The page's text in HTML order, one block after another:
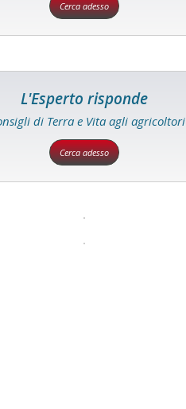
Cerca adesso
L'Esperto risponde
di Terra e Vita agli agricoltori
Cerca adesso